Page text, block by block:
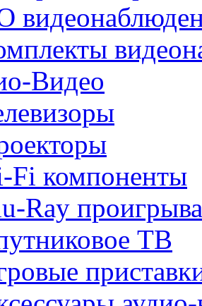
Видео
Fi компоненты
Ray
ТВ